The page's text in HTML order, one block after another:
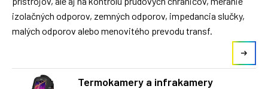
izolačných odporov, zemných odporov, impedancia slučky,
malých odporov alebo menovitého prevodu transf.
Termokamery a infrakamery